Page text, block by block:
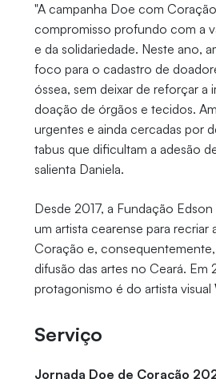
"A campanha Doe com
compromisso profundo com a
e da solidariedade. Neste ano,
foco para o cadastro de
óssea, sem deixar de reforçar a
doação de órgãos e tecidos.
urgentes e ainda cercadas por
tabus que dificultam a adesão
salienta Daniela.
Desde 2017, a Fundação
um artista cearense para recriar
Coração e,
difusão das artes no Ceará. Em
protagonismo é do artista visual
Serviço
Jornada Doe de Coração